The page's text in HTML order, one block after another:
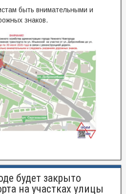
быть внимательными и
знаков.
будет закрыто
на участках улицы